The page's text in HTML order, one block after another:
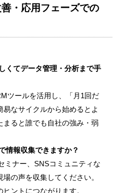
・応用フェーズでの
くてデータ管理・分析まで手
ツールを活用し、「月1回だ
なサイクルから始めるとよ
まると誰でも自社の強み・弱
情報収集できますか？
ミナー、SNSコミュニティな
の声を収集してください。
ントにつながります。